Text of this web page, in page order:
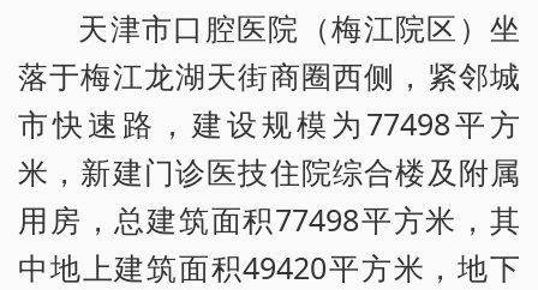
天津市口腔医院（梅江院区）坐
落于梅江龙湖天街商圈西侧，紧邻城
市快速路，建设规模为77498平方
米，新建门诊医技住院综合楼及附属
用房，总建筑面积77498平方米，其
中地上建筑面积49420平方米，地下